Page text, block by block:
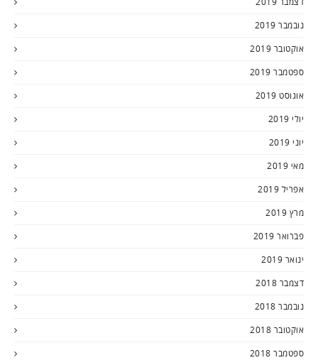
נובמבר 2019
אוקטובר 2019
ספטמבר 2019
אוגוסט 2019
יולי 2019
יוני 2019
מאי 2019
אפריל 2019
מרץ 2019
פברואר 2019
ינואר 2019
דצמבר 2018
נובמבר 2018
אוקטובר 2018
ספטמבר 2018